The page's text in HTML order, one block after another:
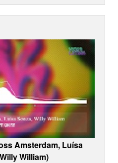
Amsterdam, Luísa
William)